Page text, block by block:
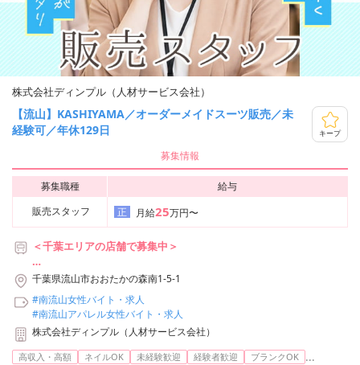
株式会社ディンプル（人材サービス会社）
【流山】KASHIYAMA／オーダーメイドスーツ販売／未
経験可／年休129日
キープ
募集情報
募集職種
給与
販売スタッフ
正 月給25万円〜
＜千葉エリアの店舗で募集中＞
店舗例：流山おおたかの森S・C店
の森駅」徒歩4分
※配属先は入社後に決定します
※転居を伴う転勤はありません
千葉県流山市おおたかの森南1-5-1
#南流山女性バイト・求人
#南流山アパレル女性バイト・求人
株式会社ディンプル（人材サービス会社）
高収入・高額 ネイルOK 未経験歓迎 経験者歓迎 ブランクOK ...